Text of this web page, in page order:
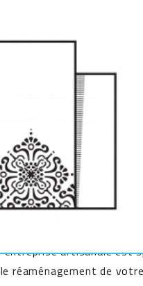
ARTISAN
TAPISSIER
depuis 1977
ATELIER
artisanale est
réaménagement de